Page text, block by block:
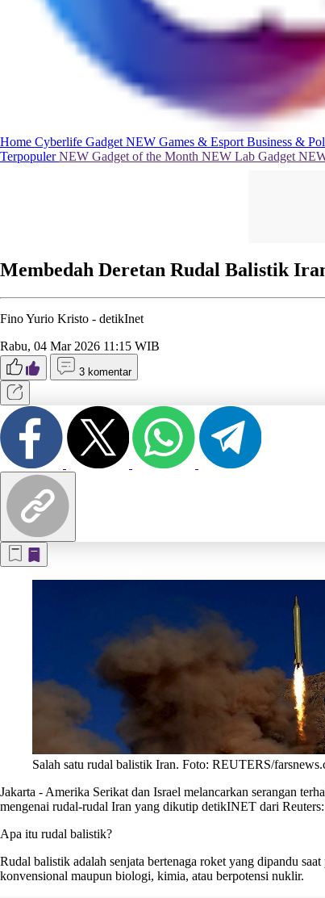
Home Cyberlife Gadget NEW Games & Esport Business &
TerpopulerNEW Gadget of the Month NEW Lab Gadget
Membedah Deretan Rudal Balistik
Fino Yurio Kristo - detikInet
Rabu, 04 Mar 2026 11:15 WIB
3 komentar
Salah satu rudal balistik Iran. Foto: REUTERS/
Jakarta - Amerika Serikat dan Israel melancarkan serangan
mengenai rudal-rudal Iran yang dikutip detikINET dari Reuters:
Apa itu rudal balistik?
Rudal balistik adalah senjata bertenaga roket yang dipandu
konvensional maupun biologi, kimia, atau berpotensi nuklir.